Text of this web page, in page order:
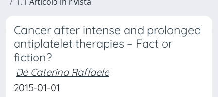
Cancer after intense and prolonged
antiplatelet therapies – Fact or
fiction?
De Caterina Raffaele
2015-01-01